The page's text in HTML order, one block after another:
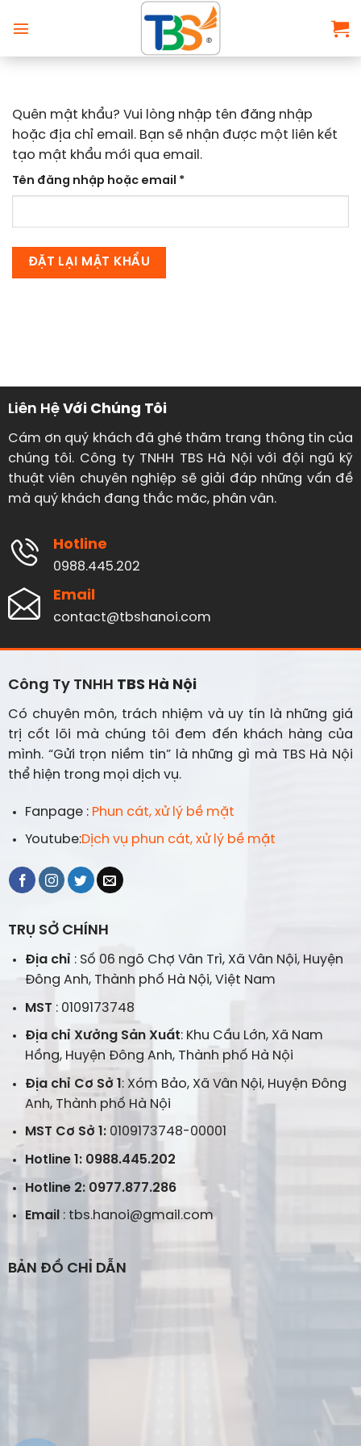
đến
Quên mật khẩu? Vui lòng nhập tên đăng nhập
hoặc địa chỉ email. Bạn sẽ nhận được một liên kết
tạo mật khẩu mới qua email.
Tên đăng nhập hoặc email *Bắt
buộc
ĐẶT LẠI MẬT KHẨU
Liên Hệ Với Chúng Tôi
Cám ơn quý khách đã ghé thăm trang thông tin của
chúng tôi. Công ty TNHH TBS Hà Nội với đội ngũ kỹ
thuật viên chuyên nghiệp sẽ giải đáp những vấn đề
mà quý khách đang thắc măc, phân vân.
Hotline
0988.445.202
Email
contact@tbshanoi.com
Công Ty TNHH TBS Hà Nội
Có chuyên môn, trách nhiệm và uy tín là những giá
trị cốt lõi mà chúng tôi đem đến khách hàng của
mình. “Gửi trọn niềm tin” là những gì mà TBS Hà Nội
thể hiện trong mọi dịch vụ.
Fanpage : Phun cát, xử lý bề mặt
Youtube:Dịch vụ phun cát, xử lý bề mặt
TRỤ SỞ CHÍNH
Địa chỉ : Số 06 ngõ Chợ Vân Trì, Xã Vân Nội, Huyện
Đông Anh, Thành phố Hà Nội, Việt Nam
MST : 0109173748
Địa chỉ Xưởng Sản Xuất: Khu Cầu Lớn, Xã Nam
Hồng, Huyện Đông Anh, Thành phố Hà Nội
Địa chỉ Cơ Sở 1 : Xóm Bảo, Xã Vân Nội, Huyện Đông
Anh, Thành phố Hà Nội
MST Cơ Sở 1: 0109173748-00001
Hotline 1: 0988.445.202
Hotline 2: 0977.877.286
Email : tbs.hanoi@gmail.com
BẢN ĐỒ CHỈ DẪN